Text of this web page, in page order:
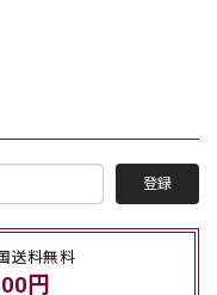
登録
送料無料
円